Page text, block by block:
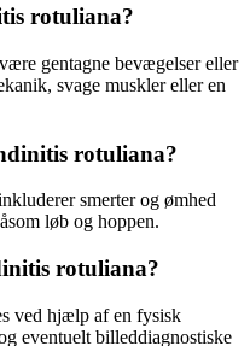
rotuliana?
gentagne bevægelser eller
svage muskler eller en
rotuliana?
smerter og ømhed
løb og hoppen.
rotuliana?
ved hjælp af en fysisk
eventuelt billeddiagnostiske